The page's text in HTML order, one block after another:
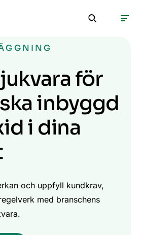
för
inbyggd
i dina
och uppfyll kundkrav,
med branschens